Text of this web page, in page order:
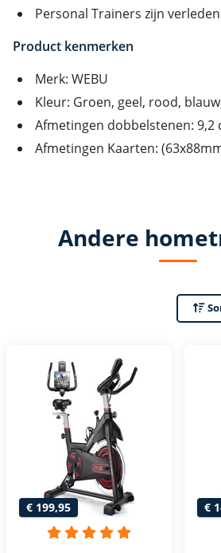
Personal Trainers zijn
Product kenmerken
Merk: WEBU
Kleur: Groen, geel, rood,
Afmetingen dobbelstenen: 9,2
Afmetingen Kaarten:
Andere
€ 199,95 €